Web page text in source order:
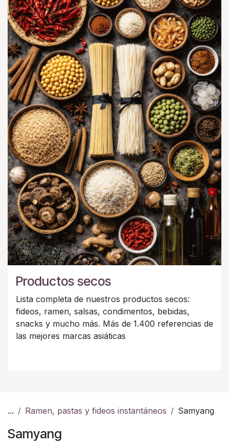
Productos secos
Lista completa de nuestros productos secos:
fideos, ramen, salsas, condimentos, bebidas,
snacks y mucho más. Más de 1.400 referencias de
las mejores marcas asiáticas
... Ramen, pastas y fideos instantáneos Samyang
Samyang